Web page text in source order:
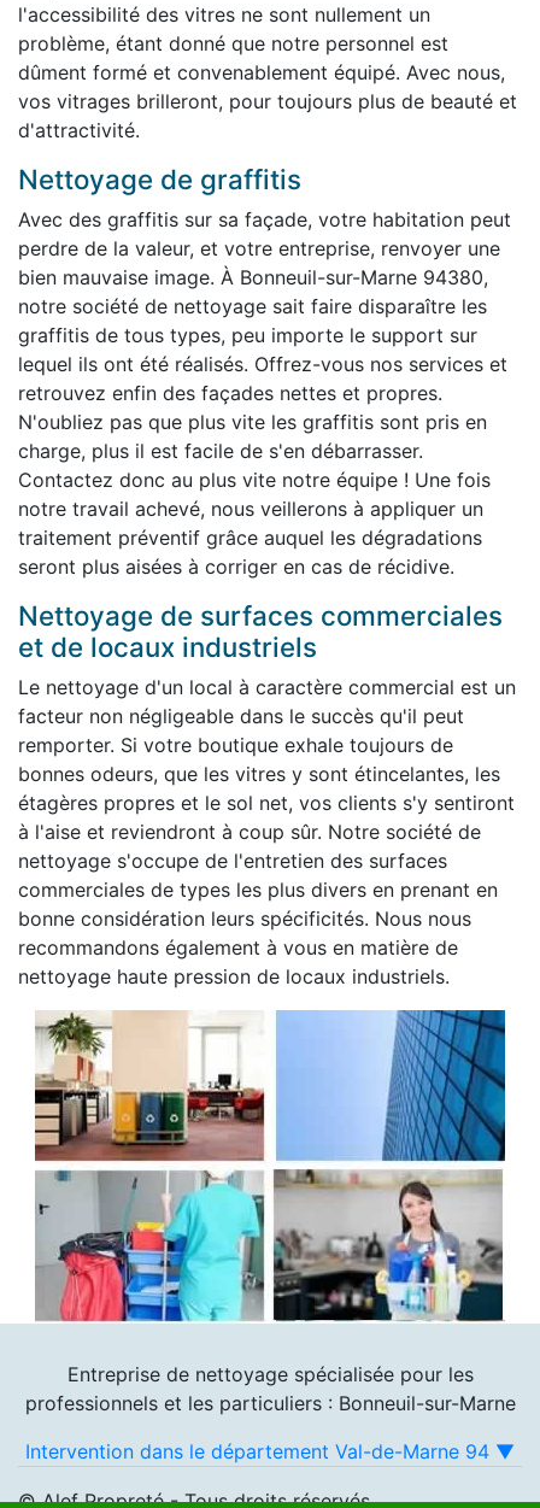
l'accessibilité des vitres ne sont nullement un
problème, étant donné que notre personnel est
dûment formé et convenablement équipé. Avec nous,
vos vitrages brilleront, pour toujours plus de beauté et
d'attractivité.
Nettoyage de graffitis
Avec des graffitis sur sa façade, votre habitation peut
perdre de la valeur, et votre entreprise, renvoyer une
bien mauvaise image. À Bonneuil-sur-Marne 94380,
notre société de nettoyage sait faire disparaître les
graffitis de tous types, peu importe le support sur
lequel ils ont été réalisés. Offrez-vous nos services et
retrouvez enfin des façades nettes et propres.
N'oubliez pas que plus vite les graffitis sont pris en
charge, plus il est facile de s'en débarrasser.
Contactez donc au plus vite notre équipe ! Une fois
notre travail achevé, nous veillerons à appliquer un
traitement préventif grâce auquel les dégradations
seront plus aisées à corriger en cas de récidive.
Nettoyage de surfaces commerciales
et de locaux industriels
Le nettoyage d'un local à caractère commercial est un
facteur non négligeable dans le succès qu'il peut
remporter. Si votre boutique exhale toujours de
bonnes odeurs, que les vitres y sont étincelantes, les
étagères propres et le sol net, vos clients s'y sentiront
à l'aise et reviendront à coup sûr. Notre société de
nettoyage s'occupe de l'entretien des surfaces
commerciales de types les plus divers en prenant en
bonne considération leurs spécificités. Nous nous
recommandons également à vous en matière de
nettoyage haute pression de locaux industriels.
Entreprise de nettoyage spécialisée pour les
professionnels et les particuliers : Bonneuil-sur-Marne
Intervention dans le département Val-de-Marne 94 ▼
© Alef Propreté - Tous droits réservés